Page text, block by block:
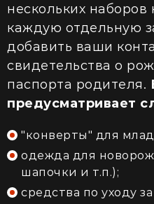
нескольких
каждую отдельную
добавить ваши
свидетельства о
паспорта родителя.
предусматривает
"конверты" для
одежда для
шапочки и т.п.);
средства по уходу